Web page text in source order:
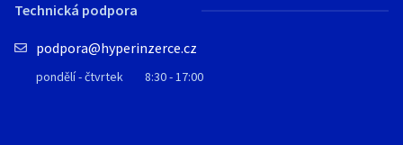
Technická podpora
podpora@hyperinzerce.cz
pondělí - čtvrtek 8:30 - 17:00